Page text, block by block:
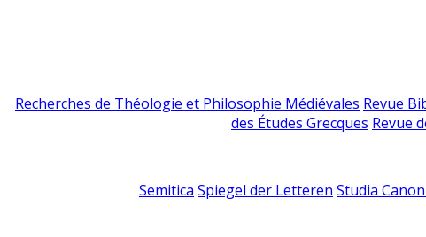
Recherches de Théologie et Philosophie Médiévales Revue
des Études Grecques Revue
Semitica Spiegel der Letteren Studia